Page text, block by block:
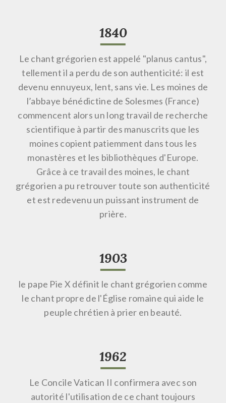
1840
Le chant grégorien est appelé "planus cantus",
tellement il a perdu de son authenticité: il est
devenu ennuyeux, lent, sans vie. Les moines de
l’abbaye bénédictine de Solesmes (France)
commencent alors un long travail de recherche
scientifique à partir des manuscrits que les
moines copient patiemment dans tous les
monastères et les bibliothèques d'Europe.
Grâce à ce travail des moines, le chant
grégorien a pu retrouver toute son authenticité
et est redevenu un puissant instrument de
prière.
1903
le pape Pie X définit le chant grégorien comme
le chant propre de l'Église romaine qui aide le
peuple chrétien à prier en beauté.
1962
Le Concile Vatican II confirmera avec son
autorité l'utilisation de ce chant toujours